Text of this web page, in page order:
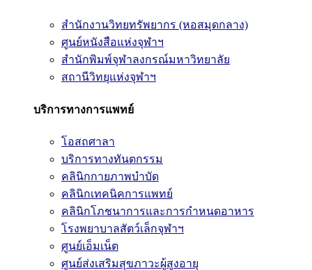
สำนักงานวิทยทรัพยากร (หอสมุดกลาง)
ศูนย์หนังสือแห่งจุฬาฯ
สำนักพิมพ์จุฬาลงกรณ์มหาวิทยาลัย
สถานีวิทยุแห่งจุฬาฯ
บริการทางการแพทย์
โอสถศาลา
บริการทางทันตกรรม
คลินิกกายภาพบำบัด
คลินิกเทคนิคการแพทย์
คลินิกโภชนาการและการกำหนดอาหาร
โรงพยาบาลสัตว์เล็กจุฬาฯ
ศูนย์เอ็มเน็ต
ศูนย์ส่งเสริมสุขภาวะผู้สูงอายุ